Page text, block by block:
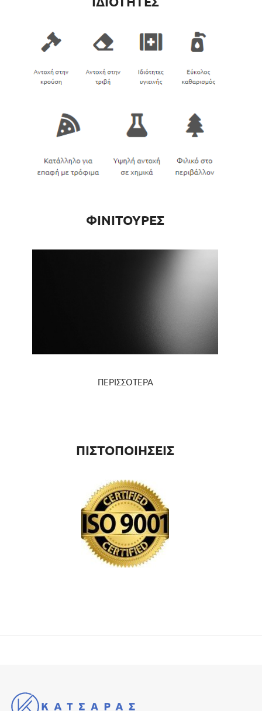
ΦΙΝΙΤΟΥΡΕΣ
ΠΕΡΙΣΣΟΤΕΡΑ
ΠΙΣΤΟΠΟΙΗΣΕΙΣ